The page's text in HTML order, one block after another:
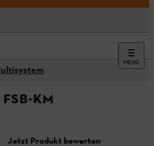
MENÜ
KM
Jetzt Produkt bewerten